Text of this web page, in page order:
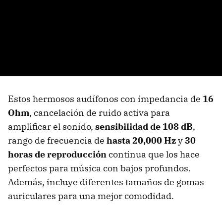
Estos hermosos audífonos con impedancia de 16
Ohm, cancelación de ruido activa para
amplificar el sonido, sensibilidad de 108 dB,
rango de frecuencia de hasta 20,000 Hzy30
horas de reproduccióncontinua que los hace
perfectos para música con bajos profundos.
Además, incluye diferentes tamaños de gomas
auriculares para una mejor comodidad.